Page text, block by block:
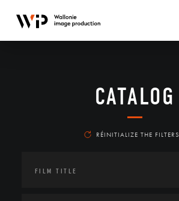
CATALOG
RÉINITIALIZE THE FILTERS